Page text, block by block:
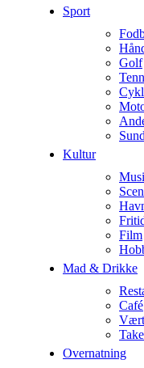
Sport
Golf
Kultur
Film
Mad & Drikke
Café
Overnatning